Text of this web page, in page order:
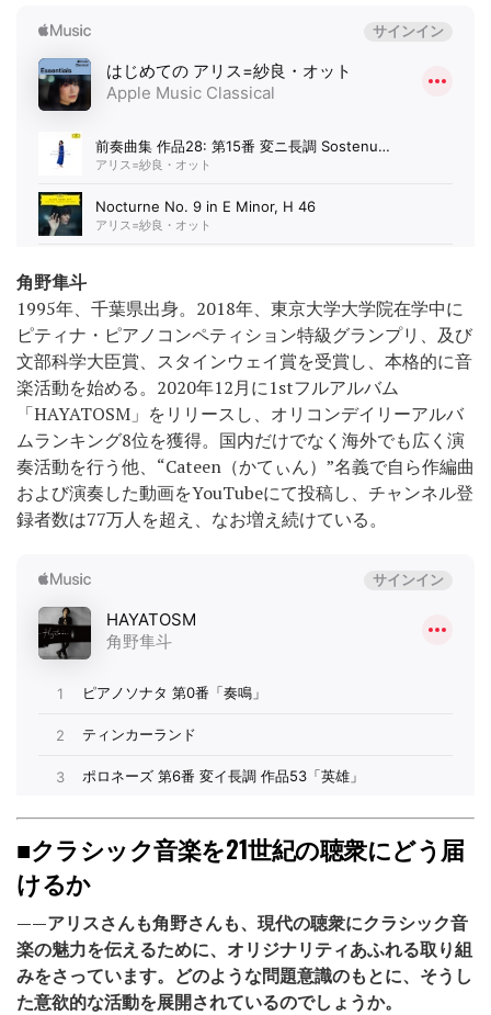
角野隼斗
1995年、千葉県出身。2018年、東京大学大学院在学中に
ピティナ・ピアノコンペティション特級グランプリ、及び
文部科学大臣賞、スタインウェイ賞を受賞し、本格的に音
楽活動を始める。2020年12月に1stフルアルバム
「HAYATOSM」をリリースし、オリコンデイリーアルバ
ムランキング8位を獲得。国内だけでなく海外でも広く演
奏活動を行う他、“Cateen（かてぃん）”名義で自ら作編曲
および演奏した動画をYouTubeにて投稿し、チャンネル登
録者数は77万人を超え、なお増え続けている。
■クラシック音楽を21世紀の聴衆にどう届
けるか
——アリスさんも角野さんも、現代の聴衆にクラシック音
楽の魅力を伝えるために、オリジナリティあふれる取り組
みをさっています。どのような問題意識のもとに、そうし
た意欲的な活動を展開されているのでしょうか。